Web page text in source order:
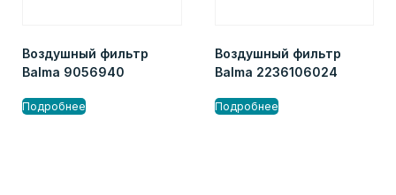
Воздушный фильтр
Balma 9056940
Подробнее
Воздушный фильтр
Balma 2236106024
Подробнее